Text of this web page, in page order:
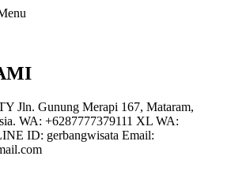
Jln. Gunung Merapi 167, Mataram,
WA: +6287777379111 XL WA:
ID: gerbangwisata Email: